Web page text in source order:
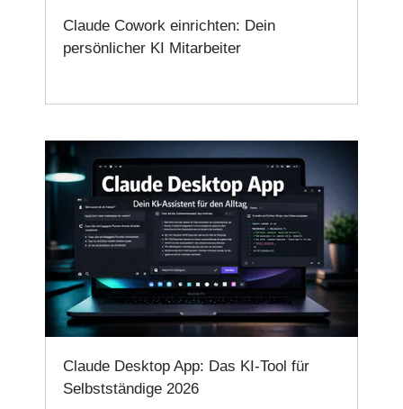
Claude Cowork einrichten: Dein
persönlicher KI Mitarbeiter
Claude Desktop App: Das KI-Tool für
Selbstständige 2026